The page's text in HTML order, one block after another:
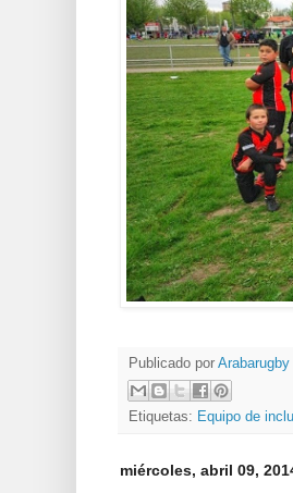
Publicado por Arabarugby
Etiquetas: Equipo de
miércoles, abril 09,